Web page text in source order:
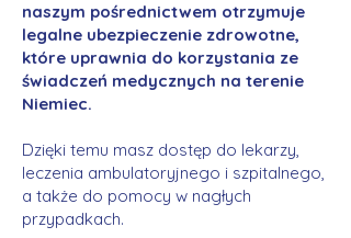
naszym pośrednictwem otrzymuje
legalne ubezpieczenie zdrowotne,
które uprawnia do korzystania ze
świadczeń medycznych na terenie
Niemiec.
Dzięki temu masz dostęp do lekarzy,
leczenia ambulatoryjnego i szpitalnego,
a także do pomocy w nagłych
przypadkach.